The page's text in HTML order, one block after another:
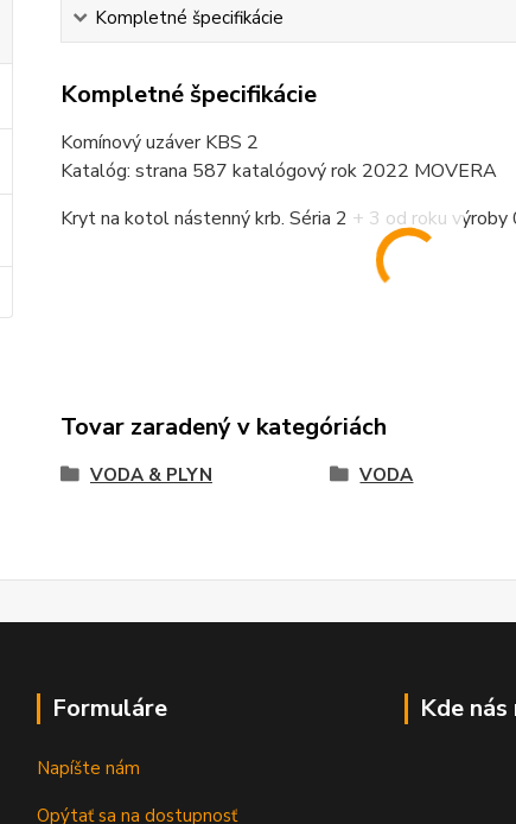
Kompletné špecifikácie
Kompletné špecifikácie
Komínový uzáver KBS 2
Katalóg: strana 587 katalógový rok 2022 MOVERA
Kryt na kotol nástenný krb. Séria 2 + 3 od roku
Tovar zaradený v kategóriách
VODA & PLYN VODA
Formuláre
Napíšte nám
Opýtať sa na dostupnosť
Kde